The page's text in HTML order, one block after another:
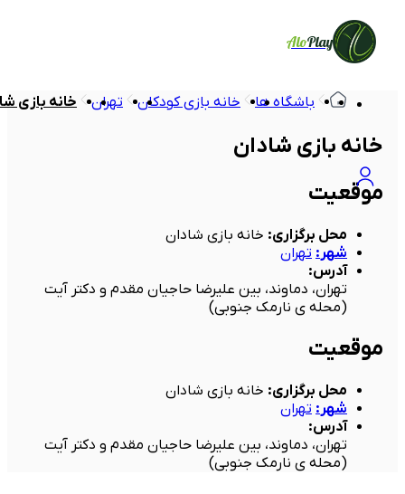
AloPlay
باشگاه ها خانه بازی کودکان تهران خانه بازی
خانه بازی شادان
موقعیت
محل برگزاری: خانه بازی شادان
شهر : تهران
آدرس:
تهران، دماوند، بین علیرضا حاجیان مقدم و دکتر آیت
(محله ی نارمک جنوبی)
موقعیت
محل برگزاری: خانه بازی شادان
شهر : تهران
آدرس:
تهران، دماوند، بین علیرضا حاجیان مقدم و دکتر آیت
(محله ی نارمک جنوبی)